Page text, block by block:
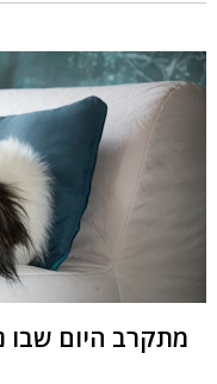
מתקרב היום שבו